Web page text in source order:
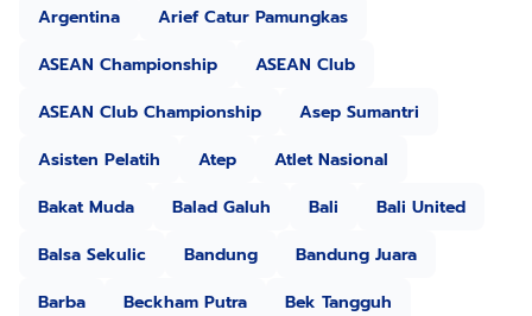
Argentina
Arief Catur Pamungkas
ASEAN Championship
ASEAN Club
ASEAN Club Championship
Asep Sumantri
Asisten Pelatih
Atep
Atlet Nasional
Bakat Muda
Balad Galuh Bali
Bali United
Balsa Sekulic
Bandung
Bandung Juara
Barba
Beckham Putra
Bek Tangguh